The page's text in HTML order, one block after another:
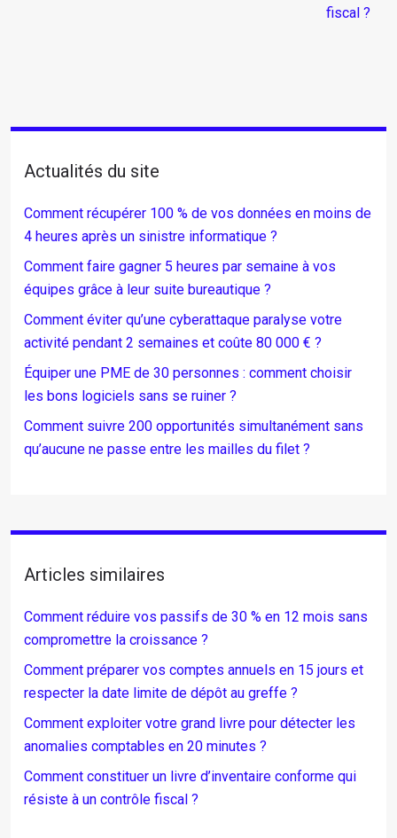
fiscal ?
Actualités du site
Comment récupérer 100 % de vos données en moins de
4 heures après un sinistre informatique ?
Comment faire gagner 5 heures par semaine à vos
équipes grâce à leur suite bureautique ?
Comment éviter qu’une cyberattaque paralyse votre
activité pendant 2 semaines et coûte 80 000 € ?
Équiper une PME de 30 personnes : comment choisir
les bons logiciels sans se ruiner ?
Comment suivre 200 opportunités simultanément sans
qu’aucune ne passe entre les mailles du filet ?
Articles similaires
Comment réduire vos passifs de 30 % en 12 mois sans
compromettre la croissance ?
Comment préparer vos comptes annuels en 15 jours et
respecter la date limite de dépôt au greffe ?
Comment exploiter votre grand livre pour détecter les
anomalies comptables en 20 minutes ?
Comment constituer un livre d’inventaire conforme qui
résiste à un contrôle fiscal ?